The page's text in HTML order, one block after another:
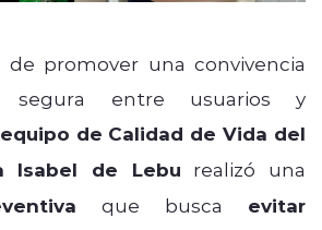
promover una convivencia
segura entre usuarios y
equipo de Calidad de Vida del
Isabel de Lebu realizó una
que busca evitar